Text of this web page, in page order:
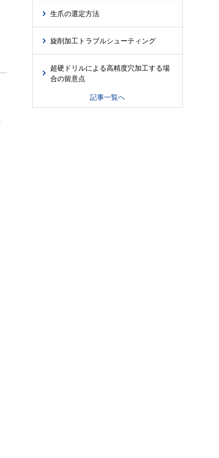
生爪の選定方法
旋削加工トラブルシューティング
超硬ドリルによる高精度穴加工する場
合の留意点
記事一覧へ